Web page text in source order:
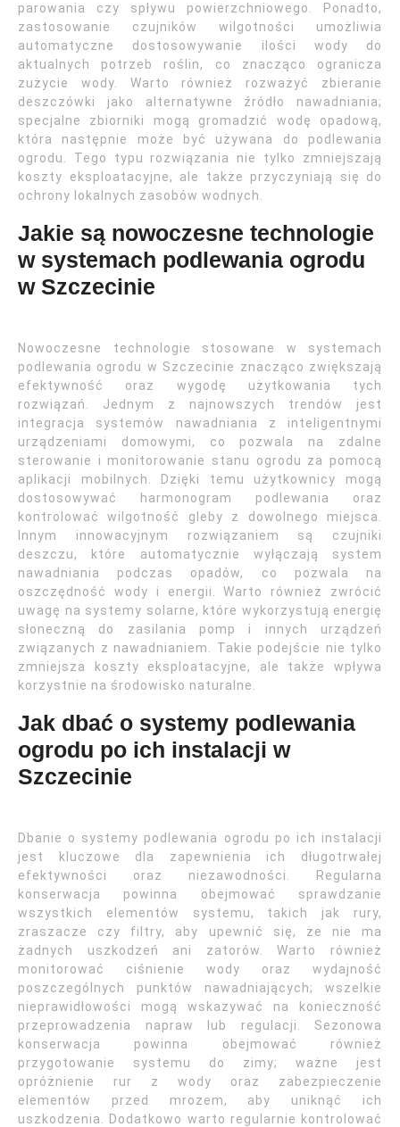
parowania czy spływu powierzchniowego. Ponadto,
zastosowanie czujników wilgotności umożliwia
automatyczne dostosowywanie ilości wody do
aktualnych potrzeb roślin, co znacząco ogranicza
zużycie wody. Warto również rozważyć zbieranie
deszczówki jako alternatywne źródło nawadniania;
specjalne zbiorniki mogą gromadzić wodę opadową,
która następnie może być używana do podlewania
ogrodu. Tego typu rozwiązania nie tylko zmniejszają
koszty eksploatacyjne, ale także przyczyniają się do
ochrony lokalnych zasobów wodnych.
Jakie są nowoczesne technologie
w systemach podlewania ogrodu
w Szczecinie
Nowoczesne technologie stosowane w systemach
podlewania ogrodu w Szczecinie znacząco zwiększają
efektywność oraz wygodę użytkowania tych
rozwiązań. Jednym z najnowszych trendów jest
integracja systemów nawadniania z inteligentnymi
urządzeniami domowymi, co pozwala na zdalne
sterowanie i monitorowanie stanu ogrodu za pomocą
aplikacji mobilnych. Dzięki temu użytkownicy mogą
dostosowywać harmonogram podlewania oraz
kontrolować wilgotność gleby z dowolnego miejsca.
Innym innowacyjnym rozwiązaniem są czujniki
deszczu, które automatycznie wyłączają system
nawadniania podczas opadów, co pozwala na
oszczędność wody i energii. Warto również zwrócić
uwagę na systemy solarne, które wykorzystują energię
słoneczną do zasilania pomp i innych urządzeń
związanych z nawadnianiem. Takie podejście nie tylko
zmniejsza koszty eksploatacyjne, ale także wpływa
korzystnie na środowisko naturalne.
Jak dbać o systemy podlewania
ogrodu po ich instalacji w
Szczecinie
Dbanie o systemy podlewania ogrodu po ich instalacji
jest kluczowe dla zapewnienia ich długotrwałej
efektywności oraz niezawodności. Regularna
konserwacja powinna obejmować sprawdzanie
wszystkich elementów systemu, takich jak rury,
zraszacze czy filtry, aby upewnić się, że nie ma
żadnych uszkodzeń ani zatorów. Warto również
monitorować ciśnienie wody oraz wydajność
poszczególnych punktów nawadniających; wszelkie
nieprawidłowości mogą wskazywać na konieczność
przeprowadzenia napraw lub regulacji. Sezonowa
konserwacja powinna obejmować również
przygotowanie systemu do zimy; ważne jest
opróżnienie rur z wody oraz zabezpieczenie
elementów przed mrozem, aby uniknąć ich
uszkodzenia. Dodatkowo warto regularnie kontrolować